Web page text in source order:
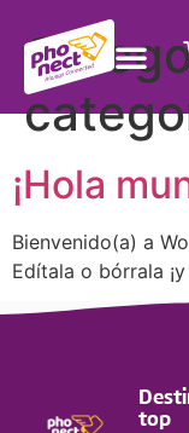
¡Hola
Bienvenido(a) a
Edítala o bórrala
top